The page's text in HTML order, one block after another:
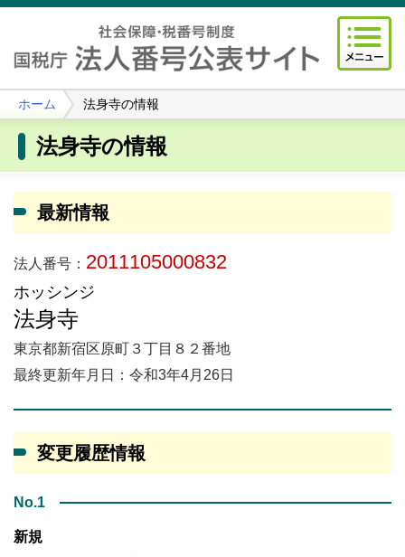
ホーム 法身寺の情報
法身寺の情報
最新情報
法人番号： 2011105000832
ホッシンジ
法身寺
東京都新宿区原町３丁目８２番地
最終更新年月日：令和3年4月26日
変更履歴情報
No.1
新規